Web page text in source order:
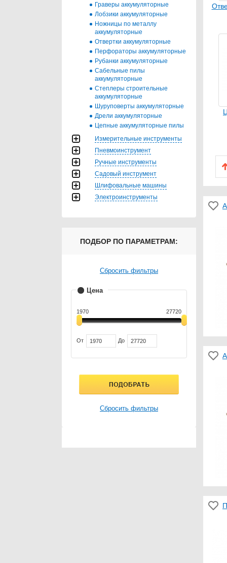
Граверы аккумуляторные
Лобзики аккумуляторные
Ножницы по металлу
аккумуляторные
Отвертки аккумуляторные
Перфораторы аккумуляторные
Рубанки аккумуляторные
Сабельные пилы
аккумуляторные
Степлеры строительные
аккумуляторные
Шуруповерты аккумуляторные
Дрели аккумуляторные
Цепные аккумуляторные пилы
Измерительные инструменты
Пневмоинструмент
Ручные инструменты
Садовый инструмент
Шлифовальные машины
Электроинструменты
ПОДБОР ПО ПАРАМЕТРАМ:
Сбросить фильтры
Цена
1970 27720
От До
Сбросить фильтры